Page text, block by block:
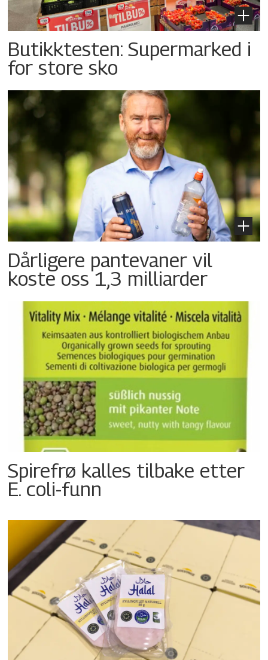
Butikktesten: Supermarked i
for store sko
Dårligere pantevaner vil
koste oss 1,3 milliarder
Spirefrø kalles tilbake etter
E. coli-funn